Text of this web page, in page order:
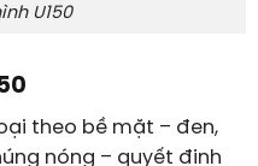
U150
theo bề mặt – đen,
nóng – quyết định